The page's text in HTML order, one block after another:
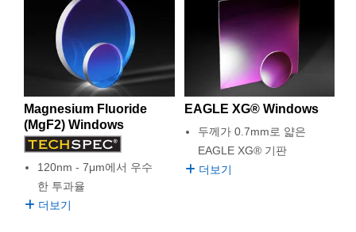
Magnesium Fluoride
(MgF2) Windows
120nm - 7μm에서 우수
한 투과율
더보기
EAGLE XG® Windows
두께가 0.7mm로 얇은
EAGLE XG® 기판
더보기